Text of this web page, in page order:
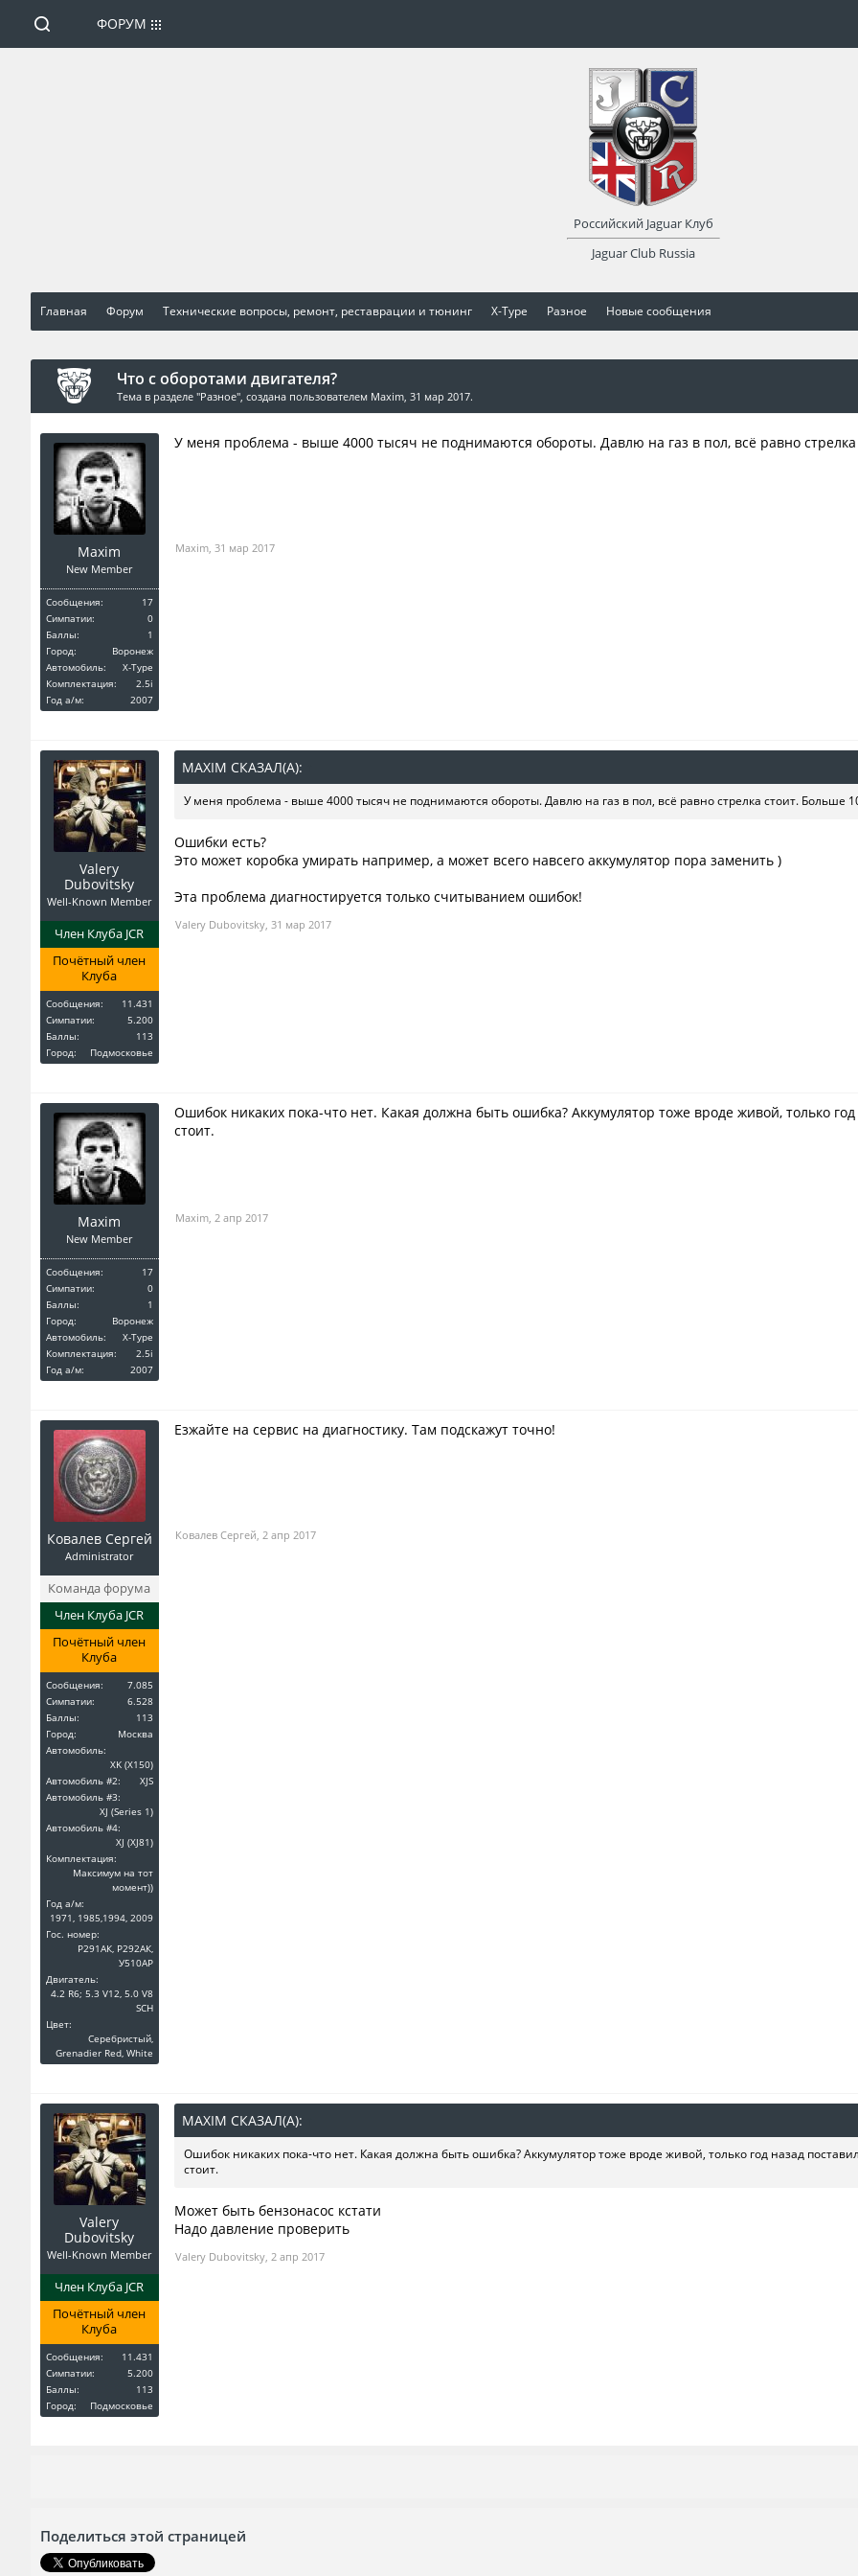
Главная Форум Технические вопросы, ремонт, реставрации и тюнинг X-Type Разное Новые сообщения
Что с оборотами двигателя?
Тема в разделе "Разное", создана пользователем Maxim, 31 мар 2017.
Maxim
New Member
Сообщения:
17
Симпатии:
0
Баллы:
1
Город:
Воронеж
Автомобиль:
X-Type
Комплектация:
2.5i
Год a/м:
2007
У меня проблема - выше 4000 тысяч не поднимаются обороты. Давлю на газ в пол, всё равно стрелка
Maxim, 31 мар 2017
Valery
Dubovitsky
Well-Known Member
Член Клуба JCR
Почётный член
Клуба
Сообщения:
11.431
Симпатии:
5.200
Баллы:
113
Город:
Подмосковье
MAXIM СКАЗАЛ(А):
У меня проблема - выше 4000 тысяч не поднимаются обороты. Давлю на газ в пол, всё равно стрелка стоит. Больше
Ошибки есть?
Это может коробка умирать например, а может всего навсего аккумулятор пора заменить )
Эта проблема диагностируется только считыванием ошибок!
Valery Dubovitsky, 31 мар 2017
Maxim
New Member
Сообщения:
17
Симпатии:
0
Баллы:
1
Город:
Воронеж
Автомобиль:
X-Type
Комплектация:
2.5i
Год a/м:
2007
Ошибок никаких пока-что нет. Какая должна быть ошибка? Аккумулятор тоже вроде живой, только
стоит.
Maxim, 2 апр 2017
Ковалев Сергей
Administrator
Команда форума
Член Клуба JCR
Почётный член
Клуба
Сообщения:
7.085
Симпатии:
6.528
Баллы:
113
Город:
Москва
Автомобиль:
XK (X150)
Автомобиль #2:
XJS
Автомобиль #3:
XJ (Series 1)
Автомобиль #4:
XJ (XJ81)
Комплектация:
Максимум на тот
момент))
Год a/м:
1971, 1985,1994, 2009
Гос. номер:
Р291АК, Р292АК,
У510АР
Двигатель:
4.2 R6; 5.3 V12, 5.0 V8
SCH
Цвет:
Серебристый,
Grenadier Red, White
Езжайте на сервис на диагностику. Там подскажут точно!
Ковалев Сергей, 2 апр 2017
Valery
Dubovitsky
Well-Known Member
Член Клуба JCR
Почётный член
Клуба
Сообщения:
11.431
Симпатии:
5.200
Баллы:
113
Город:
Подмосковье
MAXIM СКАЗАЛ(А):
Ошибок никаких пока-что нет. Какая должна быть ошибка? Аккумулятор тоже вроде живой, только год назад
стоит.
Может быть бензонасос кстати
Надо давление проверить
Valery Dubovitsky, 2 апр 2017
Поделиться этой страницей
ФОРУМ
Российский Jaguar Клуб
Jaguar Club Russia